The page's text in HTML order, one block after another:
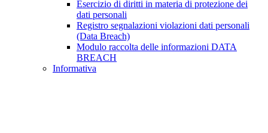
Esercizio di diritti in materia di protezione dei
dati personali
Registro segnalazioni violazioni dati personali
(Data Breach)
Modulo raccolta delle informazioni DATA
BREACH
Informativa